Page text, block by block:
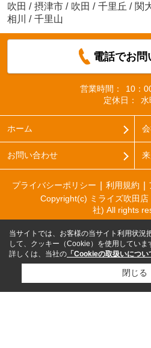
吹田 / 摂津市 / 吹田 / 千里丘 / 関
相川
/ 千里山
電話でお問
営業時間：
10：
定休日：
水
ホーム
お問い合わせ
プライバシーポリシー 利用規約
Copyright(c) ミライズ吹田
社) All rights
当サイトでは、お客様の当サイト利用状況
して、クッキー（Cookie）を使用していま
詳しくは、当社の 「Cookieの取扱いについ
閉じる